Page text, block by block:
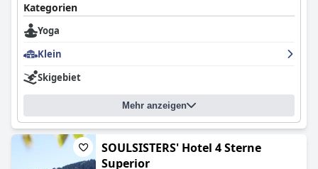
Kategorien
Yoga
Klein
Skigebiet
Mehr anzeigen
SOULSISTERS' Hotel 4 Sterne
Superior